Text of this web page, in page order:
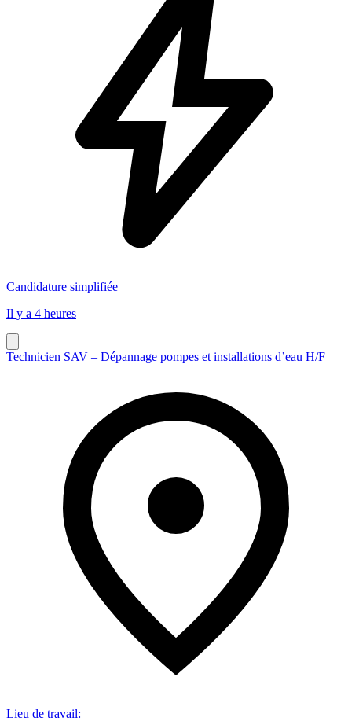
Candidature simplifiée
Il y a 4 heures
Technicien SAV – Dépannage pompes et installations d’eau H/F
Lieu de travail: